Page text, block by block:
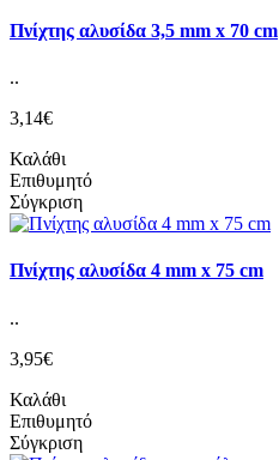
Πνίχτης αλυσίδα 3,5 mm x 70 cm
..
3,14€
Καλάθι
Επιθυμητό
Σύγκριση
Πνίχτης αλυσίδα 4 mm x 75 cm
..
3,95€
Καλάθι
Επιθυμητό
Σύγκριση